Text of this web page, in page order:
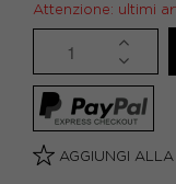
Attenzione: ultimi
AGGIUNGI